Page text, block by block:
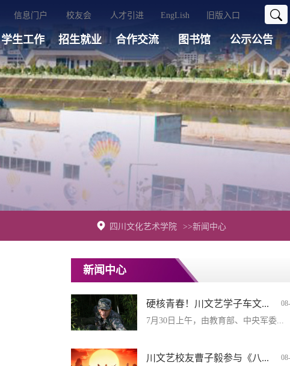
四川文化艺术学院 >>新闻中心
新闻中心
硬核青春！川文艺学子车文...
7月30日上午，由教育部、中央军委...
川文艺校友曹子毅参与《八...
学生工作 招生就业 合作交流 图书馆 公示公告
信息门户 校友会 人才引进 EngLish 旧版入口